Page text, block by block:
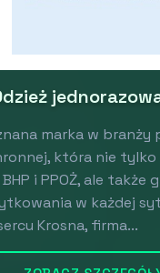
marka w branży
która nie tylko
i PPOŻ, ale także
w każdej
Krosna, firma...